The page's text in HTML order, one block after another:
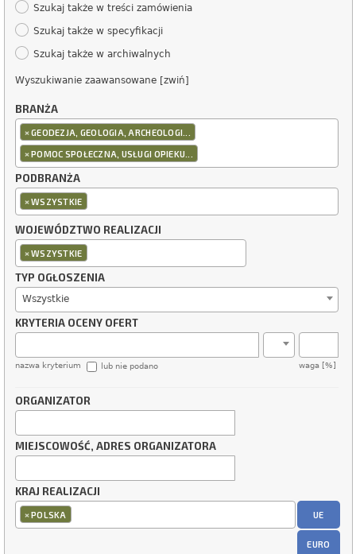
Szukaj także w treści zamówienia
Szukaj także w specyfikacji
Szukaj także w archiwalnych
Wyszukiwanie zaawansowane [zwiń]
BRANŻA
×GEODEZJA, GEOLOGIA, ARCHEOLOGI...
×POMOC SPOŁECZNA, USŁUGI OPIEKU...
PODBRANŻA
×WSZYSTKIE
WOJEWÓDZTWO REALIZACJI
×WSZYSTKIE
TYP OGŁOSZENIA
Wszystkie
KRYTERIA OCENY OFERT
nazwa kryterium waga [%]
lub nie podano
ORGANIZATOR
MIEJSCOWOŚĆ, ADRES ORGANIZATORA
KRAJ REALIZACJI
×POLSKA UE
EURO